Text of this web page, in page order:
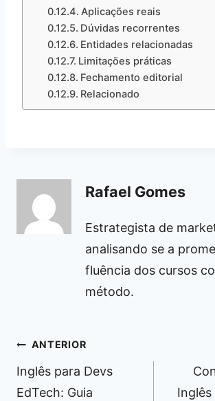
Aplicações reais
Dúvidas recorrentes
Entidades relacionadas
Limitações práticas
Fechamento editorial
Relacionado
Rafael Gomes
Estrategista de
analisando se a
fluência dos cursos
método.
Navegação
de
Post
ANTERIOR
Inglês para Devs
EdTech: Guia
Inglês